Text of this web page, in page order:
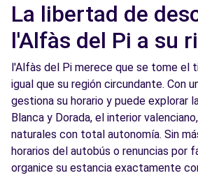
La libertad de
l'Alfàs del Pi a su
l'Alfàs del Pi merece que se tome el
igual que su región circundante. Con
gestiona su horario y puede explorar
Blanca y Dorada, el interior
naturales con total autonomía. Sin
horarios del autobús o renuncias por
organice su estancia exactamente